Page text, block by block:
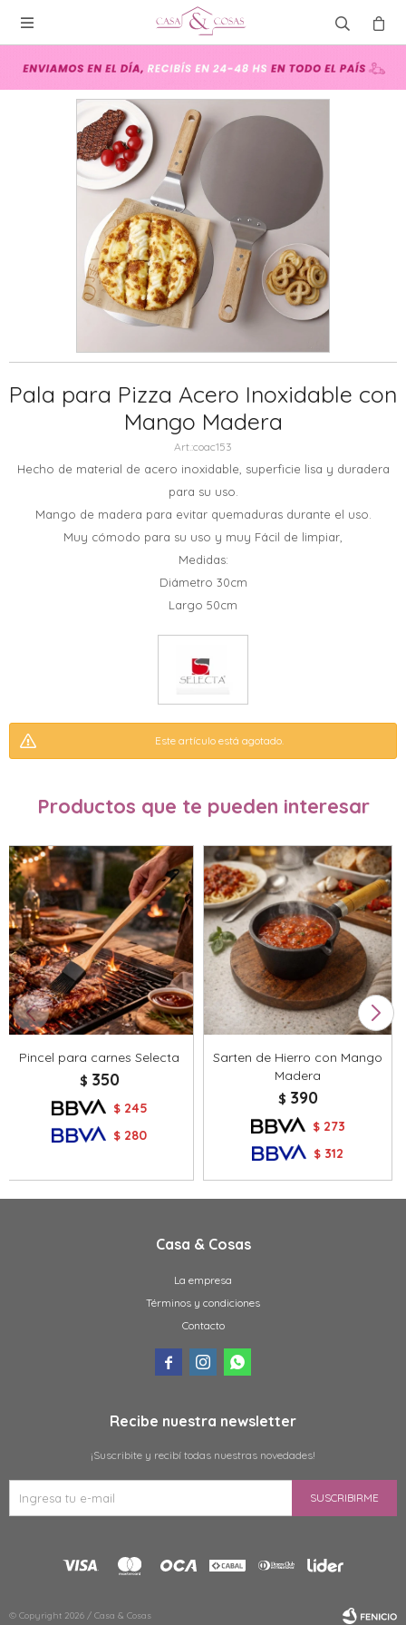

Pala para Pizza Acero Inoxidable con
Mango Madera
coac153
Hecho de material de acero inoxidable, superficie lisa y duradera
para su uso.
Mango de madera para evitar quemaduras durante el uso.
Muy cómodo para su uso y muy Fácil de limpiar,
Medidas:
Diámetro 30cm
Largo 50cm
Este artículo está agotado.
Productos que te pueden interesar
Pincel para carnes Selecta
$ 350
$ 245
$ 280
Sarten de Hierro con Mango
Madera
$ 390
$ 273
$ 312
Casa & Cosas
La empresa
Términos y condiciones
Contacto
  
Recibe nuestra newsletter
¡Suscribite y recibí todas nuestras novedades!
SUSCRIBIRME
© Copyright 2026 / Casa & Cosas